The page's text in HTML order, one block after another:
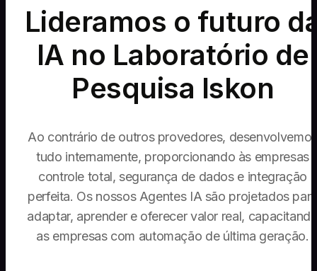
Lideramos o futuro
IA no Laboratório de
Pesquisa Iskon
Ao contrário de outros provedores, desenvolvemos
tudo internamente, proporcionando às empresas
controle total, segurança de dados e integração
perfeita. Os nossos Agentes IA são projetados para
adaptar, aprender e oferecer valor real,
as empresas com automação de última geração.